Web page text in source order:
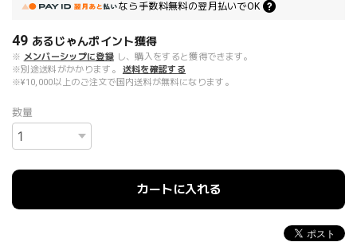
なら 手数料無料の翌月払いでOK
49 あるじゃんポイント獲得
※ メンバーシップに登録 し、購入をすると獲得できます。
※別途送料がかかります。
送料を確認する
※¥10,000以上のご注文で国内送料が無料になります。
数量
カートに入れる